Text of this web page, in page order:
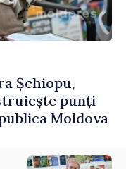
Șchiopu,
punți
Moldova